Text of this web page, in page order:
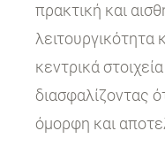
πρακτική και
λειτουργικότητα
κεντρικά
διασφαλίζοντας
όμορφη και